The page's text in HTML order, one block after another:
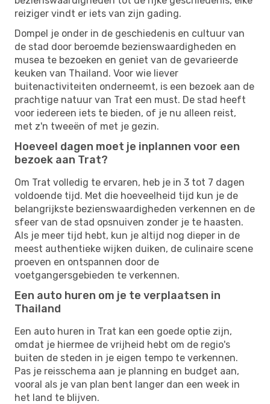
reiziger vindt er iets van zijn gading.
Dompel je onder in de geschiedenis en cultuur van
de stad door beroemde bezienswaardigheden en
musea te bezoeken en geniet van de gevarieerde
keuken van Thailand. Voor wie liever
buitenactiviteiten onderneemt, is een bezoek aan de
prachtige natuur van Trat een must. De stad heeft
voor iedereen iets te bieden, of je nu alleen reist,
met z'n tweeën of met je gezin.
Hoeveel dagen moet je inplannen voor een
bezoek aan Trat?
Om Trat volledig te ervaren, heb je in 3 tot 7 dagen
voldoende tijd. Met die hoeveelheid tijd kun je de
belangrijkste bezienswaardigheden verkennen en de
sfeer van de stad opsnuiven zonder je te haasten.
Als je meer tijd hebt, kun je altijd nog dieper in de
meest authentieke wijken duiken, de culinaire scene
proeven en ontspannen door de
voetgangersgebieden te verkennen.
Een auto huren om je te verplaatsen in
Thailand
Een auto huren in Trat kan een goede optie zijn,
omdat je hiermee de vrijheid hebt om de regio's
buiten de steden in je eigen tempo te verkennen.
Pas je reisschema aan je planning en budget aan,
vooral als je van plan bent langer dan een week in
het land te blijven.